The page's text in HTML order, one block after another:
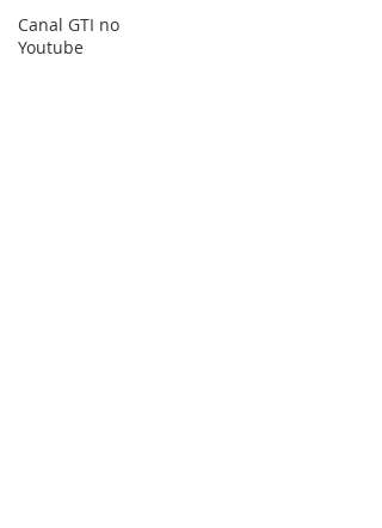
Canal GTI no
Youtube